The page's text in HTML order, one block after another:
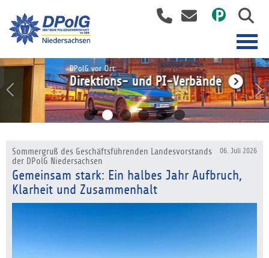
DPolG vor Ort:
Direktions- und PI-Verbände
06. Juli 2026
Sommergruß des Geschäftsführenden Landesvorstands
der DPolG Niedersachsen
Gemeinsam stark: Ein halbes Jahr Aufbruch,
Klarheit und Zusammenhalt